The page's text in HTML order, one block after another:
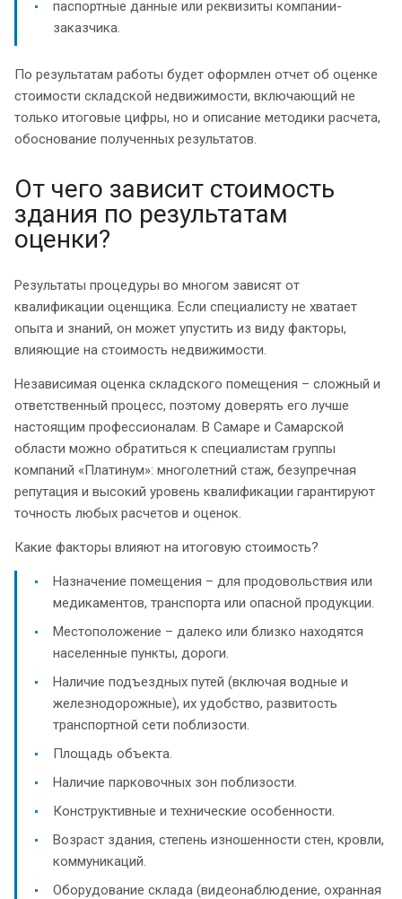
паспортные данные или реквизиты компании-
заказчика.
По результатам работы будет оформлен отчет об оценке
стоимости складской недвижимости, включающий не
только итоговые цифры, но и описание методики расчета,
обоснование полученных результатов.
От чего зависит стоимость
здания по результатам
оценки?
Результаты процедуры во многом зависят от
квалификации оценщика. Если специалисту не хватает
опыта и знаний, он может упустить из виду факторы,
влияющие на стоимость недвижимости.
Независимая оценка складского помещения – сложный и
ответственный процесс, поэтому доверять его лучше
настоящим профессионалам. В Самаре и Самарской
области можно обратиться к специалистам группы
компаний «Платинум»: многолетний стаж, безупречная
репутация и высокий уровень квалификации гарантируют
точность любых расчетов и оценок.
Какие факторы влияют на итоговую стоимость?
Назначение помещения – для продовольствия или
медикаментов, транспорта или опасной продукции.
Местоположение – далеко или близко находятся
населенные пункты, дороги.
Наличие подъездных путей (включая водные и
железнодорожные), их удобство, развитость
транспортной сети поблизости.
Площадь объекта.
Наличие парковочных зон поблизости.
Конструктивные и технические особенности.
Возраст здания, степень изношенности стен, кровли,
коммуникаций.
Оборудование склада (видеонаблюдение, охранная